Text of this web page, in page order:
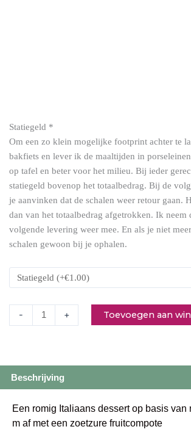
Statiegeld *
Om een zo klein mogelijke footprint achter te
bakfiets en lever ik de maaltijden in
op tafel en beter voor het milieu. Bij ieder
statiegeld bovenop het totaalbedrag. Bij de
je aanvinken dat de schalen weer retour gaan.
dan van het totaalbedrag afgetrokken. Ik neem
volgende levering weer mee. En als je niet
schalen gewoon bij je ophalen.
-
Panna
cotta
(dinsdag)
aantal
+ Toevoegen aan
Beschrijving
Een romig Italiaans dessert op basis van
m af met een zoetzure fruitcompote